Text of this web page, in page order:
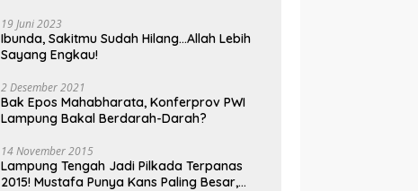
19 Juni 2023
Ibunda, Sakitmu Sudah Hilang…Allah Lebih
Sayang Engkau!
2 Desember 2021
Bak Epos Mahabharata, Konferprov PWI
Lampung Bakal Berdarah-Darah?
14 November 2015
Lampung Tengah Jadi Pilkada Terpanas
2015! Mustafa Punya Kans Paling Besar,